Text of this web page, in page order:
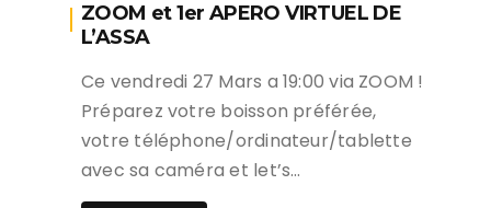
ZOOM et 1er APERO VIRTUEL DE
L’ASSA
Ce vendredi 27 Mars a 19:00 via ZOOM !
Préparez votre boisson préférée,
votre téléphone/ordinateur/tablette
avec sa caméra et let’s…